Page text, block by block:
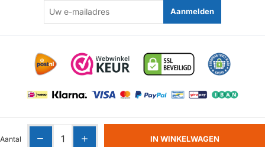
Aantal IN WINKELWAGEN
e-
mailadres
Aanmelden
Algemene voorwaarden Privacy | Cookies